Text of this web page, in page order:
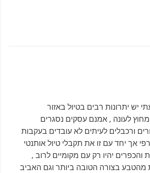
יש יתרונות רבים בטיול באזור
מחוץ לעונה , אמנם עסקים נסגרים
ורכבלים לעיתים לא עובדים בעקבות
אך יחד עם זו את תקבלי טיול אותנטי
והכפרים יהיו רק עם מקומיים לרוב ,
מהטבע בצורה הטובה ביותר וגם האביב